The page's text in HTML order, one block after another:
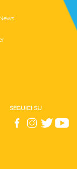
SEGUICI SU